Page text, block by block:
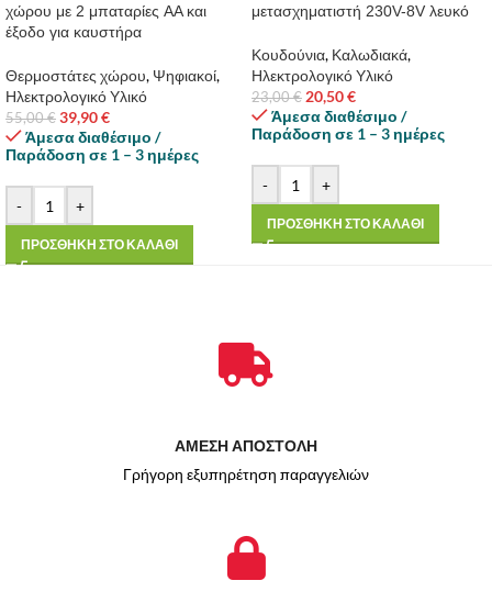
χώρου με 2 μπαταρίες AA και
έξοδο για καυστήρα
Θερμοστάτες χώρου, Ψηφιακοί,
Ηλεκτρολογικό Υλικό
55,00€ 39,90€
Άμεσα διαθέσιμο /
Παράδοση σε 1 – 3 ημέρες
- +
ΠΡΟΣΘΗΚΗ ΣΤΟ ΚΑΛΑΘΙ
μετασχηματιστή 230V-8V λευκό
Κουδούνια, Καλωδιακά,
Ηλεκτρολογικό Υλικό
23,00€ 20,50€
Άμεσα διαθέσιμο /
Παράδοση σε 1 – 3 ημέρες
- +
ΠΡΟΣΘΗΚΗ ΣΤΟ ΚΑΛΑΘΙ
ΑΜΕΣΗ ΑΠΟΣΤΟΛΗ
Γρήγορη εξυπηρέτηση παραγγελιών